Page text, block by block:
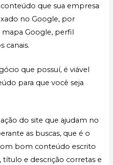
que sua empresa
no Google, por
Google, perfil
canais.
que possuí, é viável
para que você seja
do site que ajudam no
as buscas, que é o
bom conteúdo escrito
título e descrição corretas e